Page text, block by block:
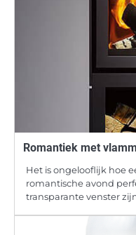
Romantiek met
Het is ongelooflijk hoe
romantische avond
transparante venster